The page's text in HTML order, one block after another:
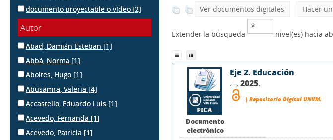
documento proyectable o vídeo [2]
Autor
Abad, Damián Esteban [1]
Abbá, Norma [1]
Aboites, Hugo [1]
Abusamra, Valeria [4]
Accastello, Eduardo Luis [1]
Acevedo, Fernanda [1]
Acevedo, Patricia [1]
Ver documentos digitales Hacer
Extender la búsqueda nivel(es) hacia
Documento
electrónico
Eje 2. Educación
.- , 2025.
| Repositorio Digital UNVM.